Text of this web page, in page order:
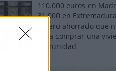
110.000 euros en
31.000 en
dinero ahorrado que
para comprar una
comunidad